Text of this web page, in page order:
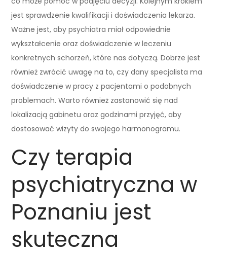
jest sprawdzenie kwalifikacji i doświadczenia lekarza.
Ważne jest, aby psychiatra miał odpowiednie
wykształcenie oraz doświadczenie w leczeniu
konkretnych schorzeń, które nas dotyczą. Dobrze jest
również zwrócić uwagę na to, czy dany specjalista ma
doświadczenie w pracy z pacjentami o podobnych
problemach. Warto również zastanowić się nad
lokalizacją gabinetu oraz godzinami przyjęć, aby
dostosować wizyty do swojego harmonogramu.
Czy terapia
psychiatryczna w
Poznaniu jest
skuteczna